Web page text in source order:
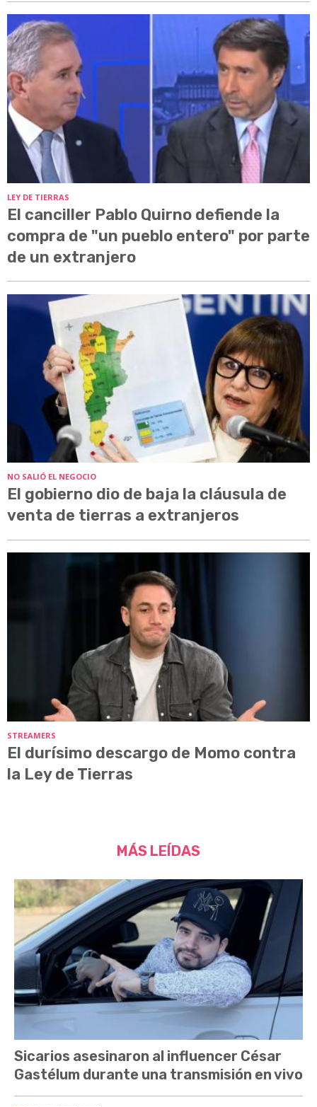
LEY DE TIERRAS
El canciller Pablo Quirno defiende la
compra de "un pueblo entero" por parte
de un extranjero
NO SALIÓ EL NEGOCIO
El gobierno dio de baja la cláusula de
venta de tierras a extranjeros
STREAMERS
El durísimo descargo de Momo contra
la Ley de Tierras
MÁS LEÍDAS
Sicarios asesinaron al influencer César
Gastélum durante una transmisión en vivo